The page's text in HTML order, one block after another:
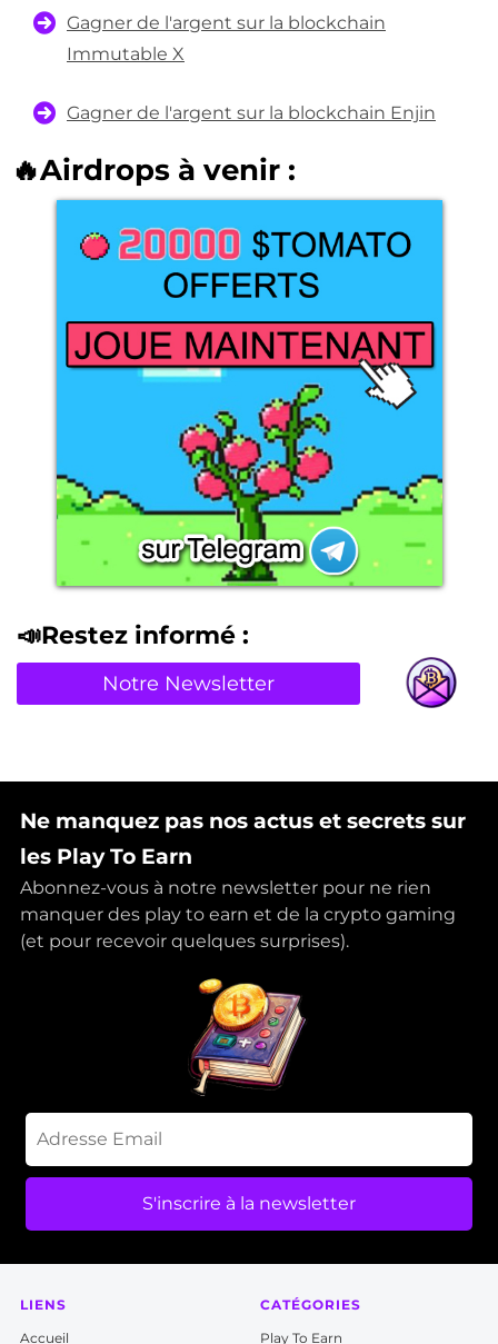
Gagner de l'argent sur la blockchain
Immutable X
Gagner de l'argent sur la blockchain Enjin
🔥Airdrops à venir :
📣Restez informé :
Notre Newsletter
Ne manquez pas nos actus et secrets sur
les Play To Earn
Abonnez-vous à notre newsletter pour ne rien
manquer des play to earn et de la crypto gaming
(et pour recevoir quelques surprises).
S'inscrire à la newsletter
LIENS
Accueil
CATÉGORIES
Play To Earn